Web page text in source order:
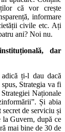
că vor crește
informare
civile etc. Ați
ani? Noi nu.
dar
ți-l dau dacă
Strategia va fi
Naționale
Și abia
de serviciu și
la Guvern, după ce
mai bine de 30 de